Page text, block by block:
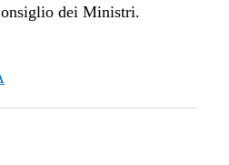
dei Ministri.